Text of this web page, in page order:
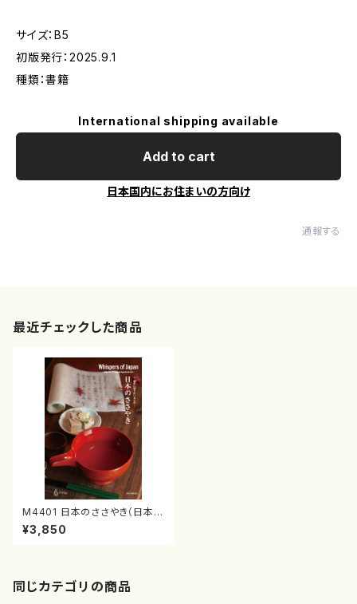
サイズ：B5
初版発行：2025.9.1
種類：書籍
International shipping available
Add to cart
日本国内にお住まいの方向け
通報する
最近チェックした商品
M4401 日本のささやき（日本の
伝統工芸書籍・写真集）
¥3,850
同じカテゴリの商品